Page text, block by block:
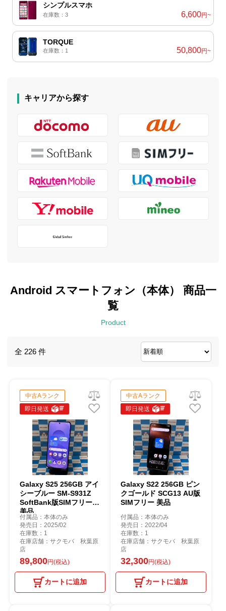
シンプルスマホ
在庫数：3 6,600円~
TORQUE
在庫数：1 50,800円~
キャリアから探す
Android スマートフォン（本体） 商品一
覧
Product
全 226 件
中古Aランク
即日発送
Galaxy S25 256GB アイ
シーブルー SM-S931Z
SoftBank版SIMフリー
美品
付属品：本体のみ
発売日：2025/02
在庫数：1
在庫店舗：サクモバ 秋葉原
店
89,800円(税込)
カートに追加
中古Aランク
即日発送
Galaxy S22 256GB ピン
クゴールド SCG13 AU版
SIMフリー 美品
付属品：本体のみ
発売日：2022/04
在庫数：1
在庫店舗：サクモバ 秋葉原
店
32,300円(税込)
カートに追加